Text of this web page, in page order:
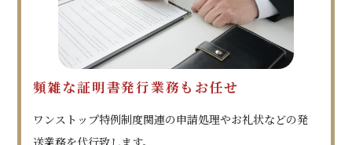
頻雑な証明書発行業務もお任せ
ワンストップ特例制度関連の申請処理やお礼状などの発
送業務を代行致します。